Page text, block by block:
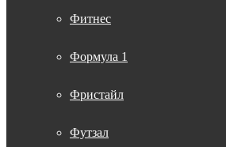
Фитнес
Формула 1
Фристайл
Футзал